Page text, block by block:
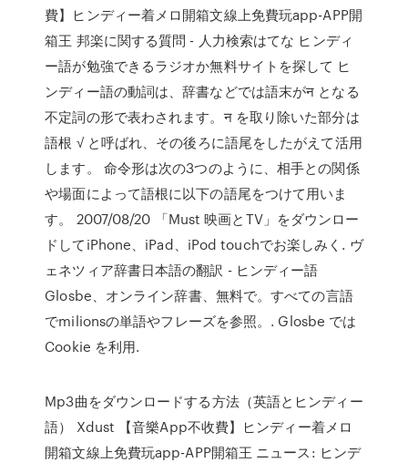
費】ヒンディー着メロ開箱文線上免費玩app-APP開
箱王 邦楽に関する質問 - 人力検索はてな ヒンディ
ー語が勉強できるラジオか無料サイトを探して ヒ
ンディー語の動詞は、辞書などでは語末がन となる
不定詞の形で表わされます。न を取り除いた部分は
語根 √ と呼ばれ、その後ろに語尾をしたがえて活用
します。 命令形は次の3つのように、相手との関係
や場面によって語根に以下の語尾をつけて用いま
す。 2007/08/20 「Must 映画とTV」をダウンロー
ドしてiPhone、iPad、iPod touchでお楽しみく. ヴ
ェネツィア辞書日本語の翻訳 - ヒンディー語
Glosbe、オンライン辞書、無料で。すべての言語
でmilionsの単語やフレーズを参照。. Glosbe では
Cookie を利用.
Mp3曲をダウンロードする方法（英語とヒンディー
語） Xdust 【音樂App不收費】ヒンディー着メロ
開箱文線上免費玩app-APP開箱王 ニュース: ヒンデ